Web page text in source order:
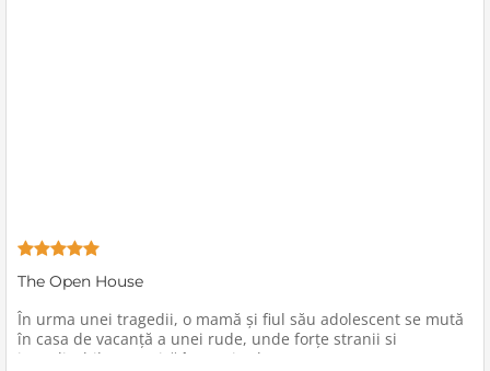
The Open House
În urma unei tragedii, o mamă şi fiul său adolescent se mută
în casa de vacanţă a unei rude, unde forţe stranii si
inexplicabile conspiră împotriva lor.